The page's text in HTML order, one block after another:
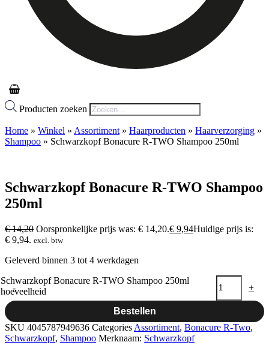
Producten zoeken
Home » Winkel » Assortiment » Haarproducten » Haarverzorging »
Shampoo » Schwarzkopf Bonacure R-TWO Shampoo 250ml
Schwarzkopf Bonacure R-TWO Shampoo
250ml
€14,20 Oorspronkelijke prijs was: € 14,20.€ 9,94Huidige prijs is:
€ 9,94. excl. btw
Geleverd binnen 3 tot 4 werkdagen
-
Schwarzkopf Bonacure R-TWO Shampoo 250ml
hoeveelheid
+
Bestellen
SKU 4045787949636 Categories Assortiment, Bonacure R-Two,
Schwarzkopf, Shampoo Merknaam: Schwarzkopf